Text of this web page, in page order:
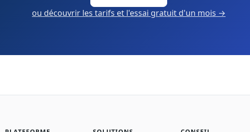
ou découvrir les tarifs et l'essai gratuit d'un mois →